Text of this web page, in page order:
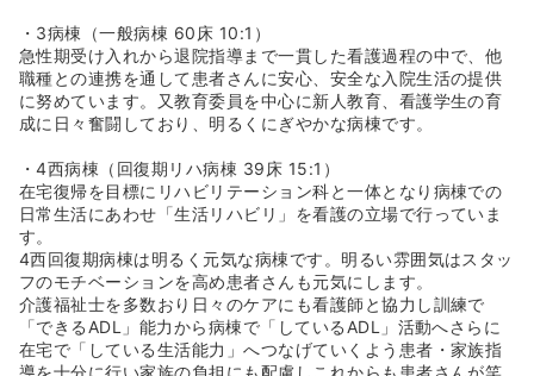
・3病棟（一般病棟 60床 10:1）
急性期受け入れから退院指導まで一貫した看護過程の中で、他
職種との連携を通して患者さんに安心、安全な入院生活の提供
に努めています。又教育委員を中心に新人教育、看護学生の育
成に日々奮闘しており、明るくにぎやかな病棟です。
・4西病棟（回復期リハ病棟 39床 15:1）
在宅復帰を目標にリハビリテーション科と一体となり病棟での
日常生活にあわせ「生活リハビリ」を看護の立場で行っていま
す。
4西回復期病棟は明るく元気な病棟です。明るい雰囲気はスタッ
フのモチベーションを高め患者さんも元気にします。
介護福祉士を多数おり日々のケアにも看護師と協力し訓練で
「できるADL」能力から病棟で「しているADL」活動へさらに
在宅で「している生活能力」へつなげていくよう患者・家族指